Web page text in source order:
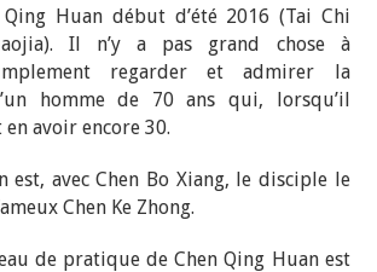
Huan début d’été 2016 (Tai Chi
Il n’y a pas grand chose à
regarder et admirer la
homme de 70 ans qui, lorsqu’il
avoir encore 30.
est, avec Chen Bo Xiang, le disciple le
Chen Ke Zhong.
de pratique de Chen Qing Huan est